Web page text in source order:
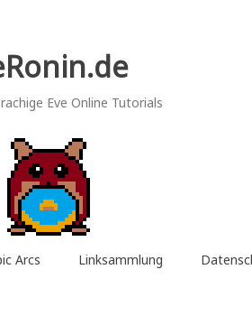
Eve Online Tutorials
Arcs Linksammlung